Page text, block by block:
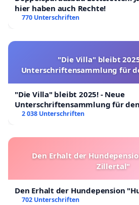
utm_medium=copy_link
WEBSITE:https://
6oko
hier haben auch Rechte!
770 Unterschriften
"Die Villa" bleibt
Unterschriftensammlung für
"Die Villa" bleibt 2025! - Neue
Unterschriftensammlung für
2 038 Unterschriften
Den Erhalt der
Zillertal"
Den Erhalt der Hundepension
702 Unterschriften